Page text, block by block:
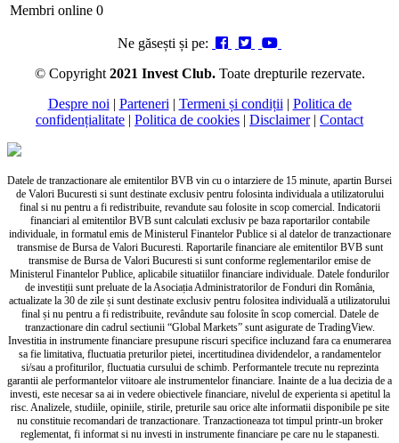
Membri online 0
Ne găsești și pe:
© Copyright 2021 Invest Club. Toate drepturile rezervate.
Despre noi | Parteneri | Termeni și condiții | Politica de
confidențialitate | Politica de cookies | Disclaimer| Contact
Datele de tranzactionare ale emitentilor BVB vin cu o intarziere de 15 minute, apartin Bursei
de Valori Bucuresti si sunt destinate exclusiv pentru folosinta individuala a utilizatorului
final si nu pentru a fi redistribuite, revandute sau folosite in scop comercial. Indicatorii
financiari al emitentilor BVB sunt calculati exclusiv pe baza raportarilor contabile
individuale, in formatul emis de Ministerul Finantelor Publice si al datelor de tranzactionare
transmise de Bursa de Valori Bucuresti. Raportarile financiare ale emitentilor BVB sunt
transmise de Bursa de Valori Bucuresti si sunt conforme reglementarilor emise de
Ministerul Finantelor Publice, aplicabile situatiilor financiare individuale. Datele fondurilor
de investiții sunt preluate de la Asociația Administratorilor de Fonduri din România,
actualizate la 30 de zile și sunt destinate exclusiv pentru folositea individuală a utilizatorului
final și nu pentru a fi redistribuite, revândute sau folosite în scop comercial. Datele de
tranzactionare din cadrul sectiunii “Global Markets” sunt asigurate de TradingView.
Investitia in instrumente financiare presupune riscuri specifice incluzand fara ca enumerarea
sa fie limitativa, fluctuatia preturilor pietei, incertitudinea dividendelor, a randamentelor
si/sau a profiturilor, fluctuatia cursului de schimb. Performantele trecute nu reprezinta
garantii ale performantelor viitoare ale instrumentelor financiare. Inainte de a lua decizia de a
investi, este necesar sa ai in vedere obiectivele financiare, nivelul de experienta si apetitul la
risc. Analizele, studiile, opiniile, stirile, preturile sau orice alte informatii disponibile pe site
nu constituie recomandari de tranzactionare. Tranzactioneaza tot timpul printr-un broker
reglementat, fi informat si nu investi in instrumente financiare pe care nu le stapanesti.